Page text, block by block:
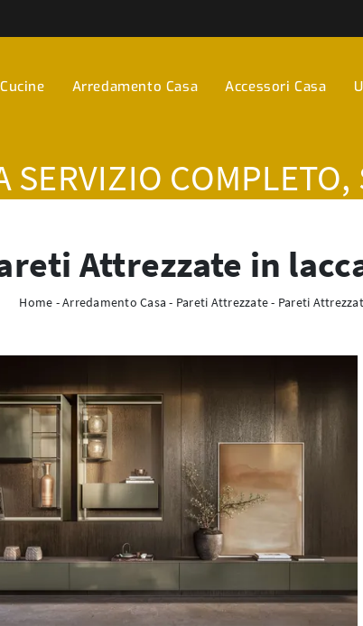
Cucine Arredamento Casa Accessori Casa
SERVIZIO
Attrezzate in
Home -Arredamento Casa - Pareti Attrezzate- Pareti